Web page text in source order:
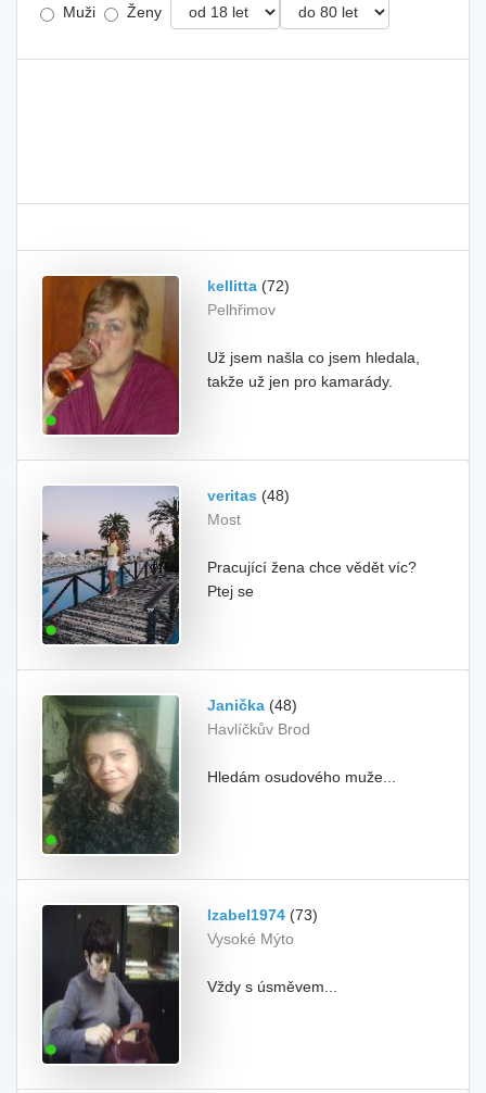
Muži Ženy
kellitta (72)
Pelhřimov
Už jsem našla co jsem hledala,
takže už jen pro kamarády.
veritas (48)
Most
Pracující žena chce vědět víc?
Ptej se
Janička (48)
Havlíčkův Brod
Hledám osudového muže...
Izabel1974 (73)
Vysoké Mýto
Vždy s úsměvem...